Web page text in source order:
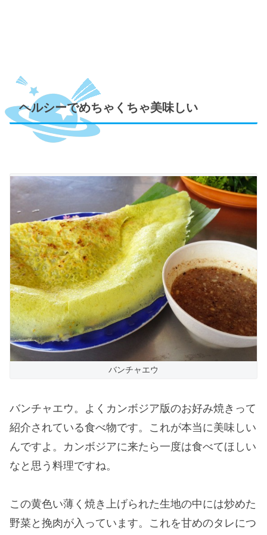
ヘルシーでめちゃくちゃ美味しい
バンチャエウ
バンチャエウ。よくカンボジア版のお好み焼きって
紹介されている食べ物です。これが本当に美味しい
んですよ。カンボジアに来たら一度は食べてほしい
なと思う料理ですね。
この黄色い薄く焼き上げられた生地の中には炒めた
野菜と挽肉が入っています。これを甘めのタレにつ